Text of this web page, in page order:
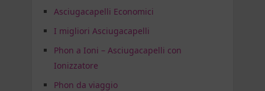
Asciugacapelli Economici
I migliori Asciugacapelli
Phon a Ioni – Asciugacapelli con
Ionizzatore
Phon da viaggio